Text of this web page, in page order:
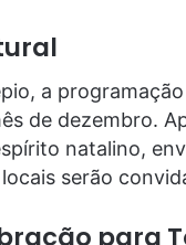
a
de dezembro.
natalino,
serão
para